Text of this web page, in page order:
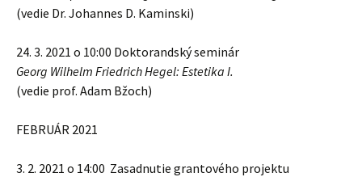
(vedie Dr. Johannes D. Kaminski)
24. 3. 2021 o 10:00 Doktorandský seminár
Georg Wilhelm Friedrich Hegel: Estetika I.
(vedie prof. Adam Bžoch)
FEBRUÁR 2021
3. 2. 2021 o 14:00 Zasadnutie grantového projektu